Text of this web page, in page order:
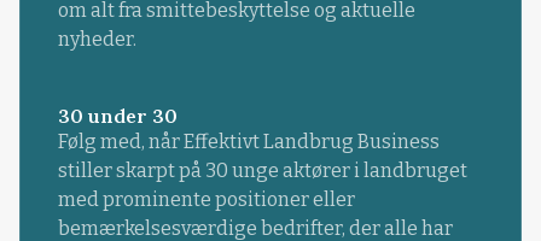
om alt fra smittebeskyttelse og aktuelle
nyheder.
30 under 30
Følg med, når Effektivt Landbrug Business
stiller skarpt på 30 unge aktører i landbruget
med prominente positioner eller
bemærkelsesværdige bedrifter, der alle har